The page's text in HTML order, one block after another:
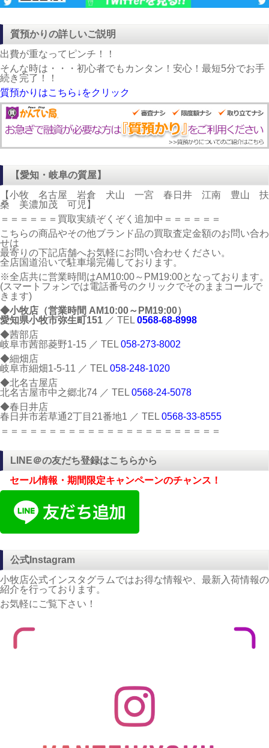
質預かりの詳しいご説明
出費が重なってピンチ！！
そんな時は・・・初心者でもカンタン！安心！最短5分でお手
続き完了！！
質預かりはこちら↓をクリック
【愛知・岐阜の質屋】
【小牧 名古屋 岩倉 犬山 一宮 春日井 江南 豊山 扶
桑 美濃加茂 可児】
＝＝＝＝＝＝買取実績ぞくぞく追加中＝＝＝＝＝＝
こちらの商品やその他ブランド品の買取査定金額のお問い合わ
せは
最寄りの下記店舗へお気軽にお問い合わせください。
全店国道沿いで駐車場完備しております。
※全店共に営業時間はAM10:00～PM19:00となっております。
(スマートフォンでは電話番号のクリックでそのままコールで
きます)
◆小牧店（営業時間 AM10:00～PM19:00）
愛知県小牧市弥生町151 ／ TEL 0568-68-8998
◆茜部店
岐阜市茜部菱野1-15 ／ TEL 058-273-8002
◆細畑店
岐阜市細畑1-5-11 ／ TEL 058-248-1020
◆北名古屋店
北名古屋市中之郷北74 ／ TEL 0568-24-5078
◆春日井店
春日井市若草通2丁目21番地1 ／ TEL 0568-33-8555
＝＝＝＝＝＝＝＝＝＝＝＝＝＝＝＝＝＝＝＝＝＝＝
LINE＠の友だち登録はこちらから
セール情報・期間限定キャンペーンのチャンス！
公式Instagram
小牧店公式インスタグラムではお得な情報や、最新入荷情報の
紹介を行っております。
お気軽にご覧下さい！